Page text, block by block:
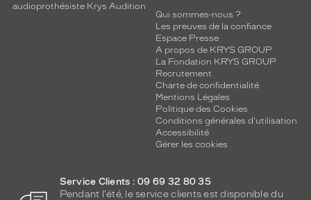
audioprothésiste Krys Audition
Qui sommes-nous ?
Les preuves de la confiance
Espace Presse
A propos de KRYS GROUP
La Fondation KRYS GROUP
Recrutement
Charte de confidentialité
Mentions Légales
Politique des Cookies
Conditions générales d'utilisation
Accessibilité
Gérer les cookies
Service Clients : 09 69 32 80 35
Pendant l'été, le service clients est disponible du